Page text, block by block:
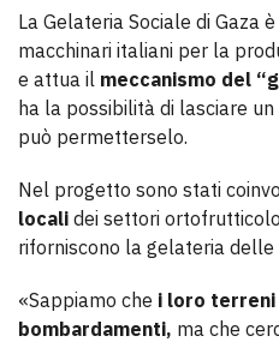
La Gelateria Sociale di Gaza
macchinari italiani per la
e attua il meccanismo del
ha la possibilità di lasciare
può permetterselo.
Nel progetto sono stati
locali dei settori
riforniscono la gelateria
«Sappiamo che i loro
bombardamenti, ma che